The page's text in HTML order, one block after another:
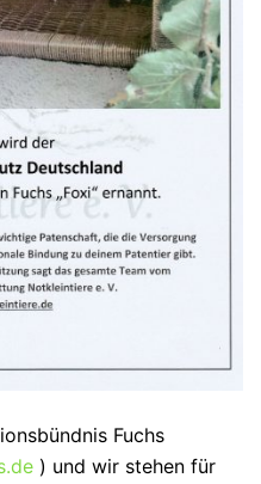
Fuchs
) und wir stehen für